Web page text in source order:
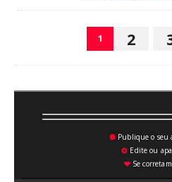
1 2
💥Publique o seu
⚙ Edite ou
♥Se